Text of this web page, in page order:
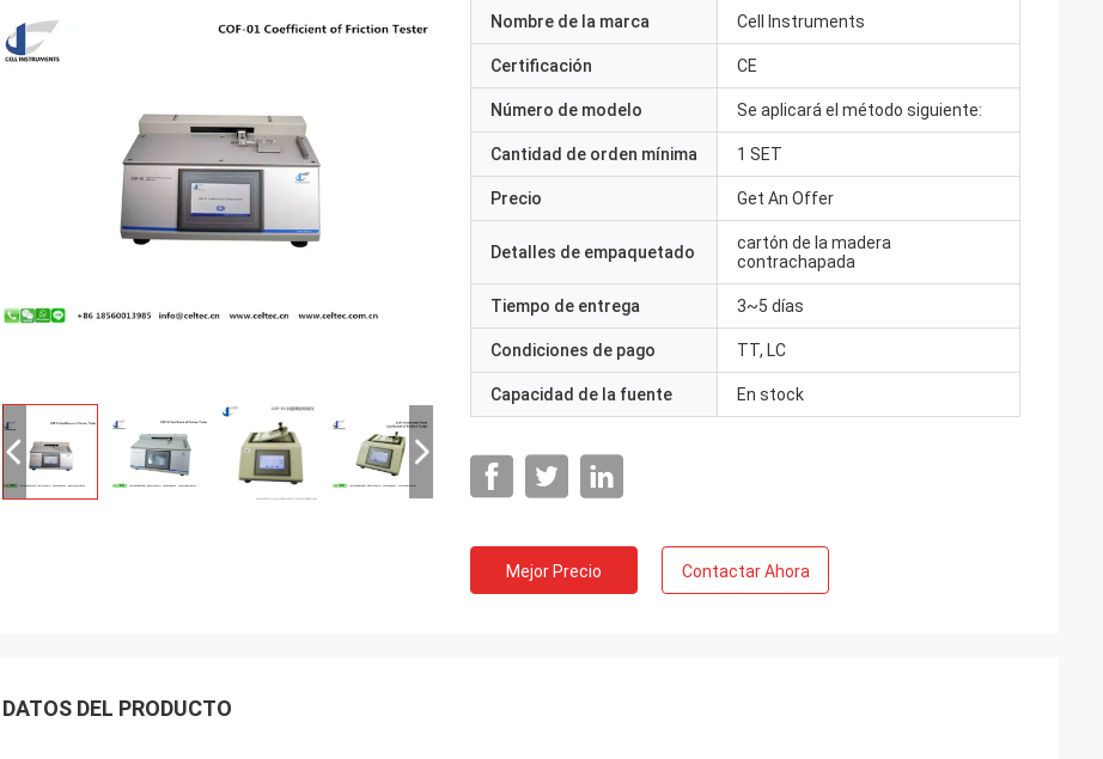
Nombre de la marca Cell Instruments
Certificación CE
Número de modelo Se aplicará el método siguiente:
Cantidad de orden mínima 1 SET
Precio Get An Offer
Detalles de empaquetado
cartón de la madera
contrachapada
Tiempo de entrega 3~5 días
Condiciones de pago TT, LC
Capacidad de la fuente En stock
Mejor Precio Contactar Ahora
DATOS DEL PRODUCTO